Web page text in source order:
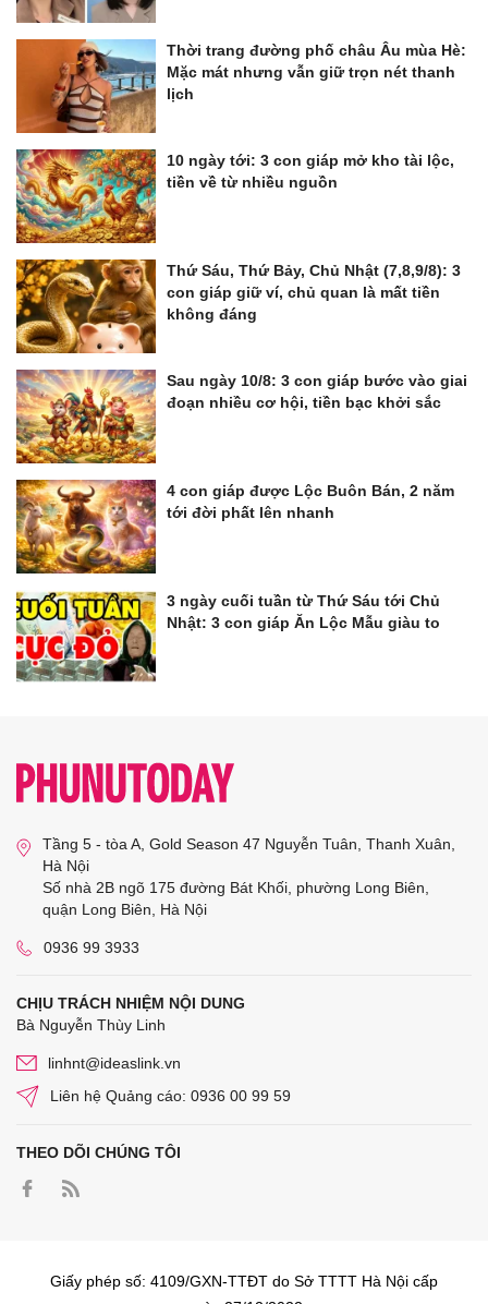
Thời trang đường phố châu Âu mùa Hè:
Mặc mát nhưng vẫn giữ trọn nét thanh
lịch
10 ngày tới: 3 con giáp mở kho tài lộc,
tiền về từ nhiều nguồn
Thứ Sáu, Thứ Bảy, Chủ Nhật (7,8,9/8): 3
con giáp giữ ví, chủ quan là mất tiền
không đáng
Sau ngày 10/8: 3 con giáp bước vào giai
đoạn nhiều cơ hội, tiền bạc khởi sắc
4 con giáp được Lộc Buôn Bán, 2 năm
tới đời phất lên nhanh
3 ngày cuối tuần từ Thứ Sáu tới Chủ
Nhật: 3 con giáp Ăn Lộc Mẫu giàu to
Tầng 5 - tòa A, Gold Season 47 Nguyễn Tuân, Thanh Xuân,
Hà Nội
Số nhà 2B ngõ 175 đường Bát Khối, phường Long Biên,
quận Long Biên, Hà Nội
0936 99 3933
CHỊU TRÁCH NHIỆM NỘI DUNG
Bà Nguyễn Thùy Linh
linhnt@ideaslink.vn
Liên hệ Quảng cáo: 0936 00 99 59
THEO DÕI CHÚNG TÔI
Giấy phép số: 4109/GXN-TTĐT do Sở TTTT Hà Nội cấp